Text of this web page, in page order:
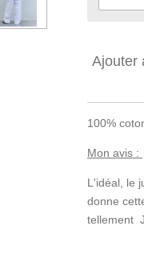
Ajouter
100%
Mon avis :
L'idéal, le
donne
tellement